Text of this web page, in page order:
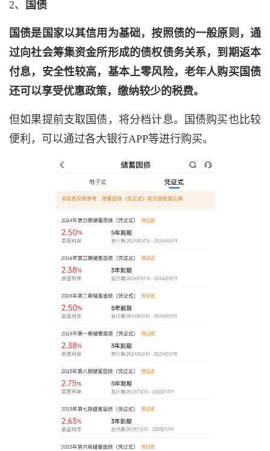
2、 国债
国债是国家以其信用为基础，按照债的一般原则，通
过向社会筹集资金所形成的债权债务关系，到期返本
付息，安全性较高，基本上零风险， 老年人购买国债
还可以享受优惠政策，缴纳较少的税费。
但如果提前支取国债，将分档计息。国债购买也比较
便利，可以通过各大银行APP等进行购买。